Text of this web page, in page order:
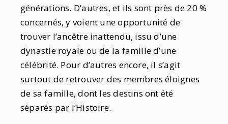
générations. D’autres, et ils sont près de 20 %
concernés, y voient une opportunité de
trouver l’ancêtre inattendu, issu d’une
dynastie royale ou de la famille d’une
célébrité. Pour d’autres encore, il s’agit
surtout de retrouver des membres éloignes
de sa famille, dont les destins ont été
séparés par l’Histoire.